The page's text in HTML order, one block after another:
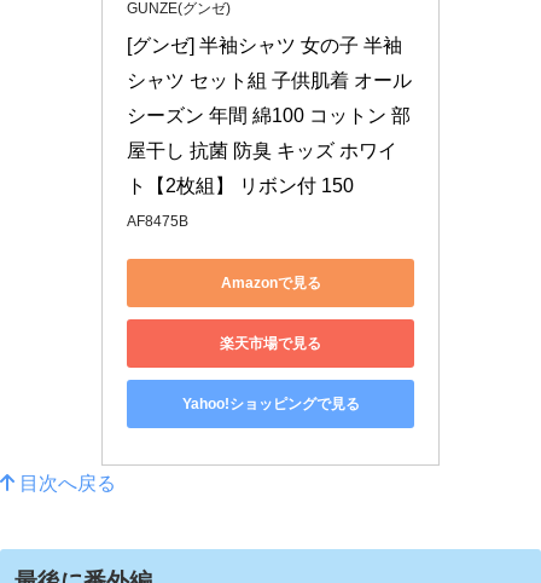
GUNZE(グンゼ)
[グンゼ] 半袖シャツ 女の子 半袖
シャツ セット組 子供肌着 オール
シーズン 年間 綿100 コットン 部
屋干し 抗菌 防臭 キッズ ホワイ
ト【2枚組】 リボン付 150
AF8475B
Amazonで見る
楽天市場で見る
Yahoo!ショッピングで見る
目次へ戻る